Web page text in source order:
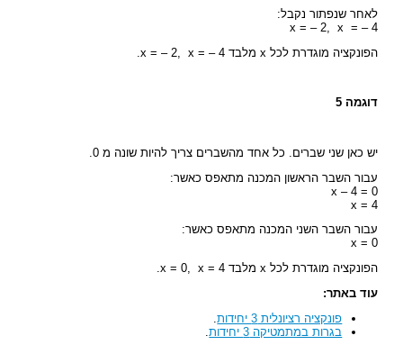
לאחר שנפתור נקבל:
x = – 2, x = – 4
הפונקציה מוגדרת לכל x מלבד x = – 2, x = – 4.
דוגמה 5
יש כאן שני שברים. כל אחד מהשברים צריך להיות שונה מ 0.
עבור השבר הראשון המכנה מתאפס כאשר:
x – 4 = 0
x = 4
עבור השבר השני המכנה מתאפס כאשר:
x = 0
הפונקציה מוגדרת לכל x מלבד x = 0, x = 4.
עוד באתר:
פונקציה רציונלית 3 יחידות
.
בגרות במתמטיקה 3 יחידות
.